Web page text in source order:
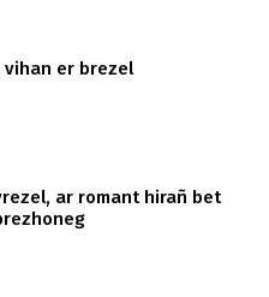
vihan er brezel
ar romant hirañ bet